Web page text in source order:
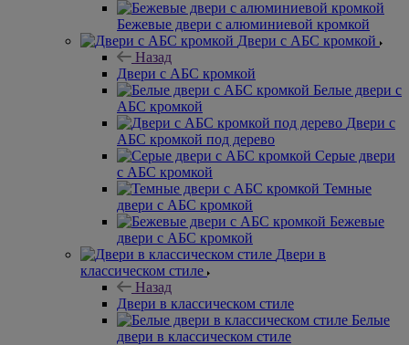
Бежевые двери с алюминиевой кромкой
Двери с АБС кромкой
Назад
Двери с АБС кромкой
Белые двери с
АБС кромкой
Двери с
АБС кромкой под дерево
Серые двери
с АБС кромкой
Темные
двери с АБС кромкой
Бежевые
двери с АБС кромкой
Двери в
классическом стиле
Назад
Двери в классическом стиле
Белые
двери в классическом стиле